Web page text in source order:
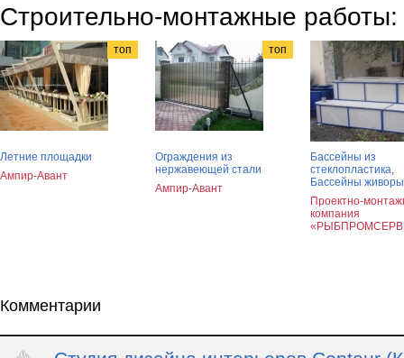
Строительно-монтажные работы:
топ
Летние площадки
Ампир-Авант
топ
Ограждения из
нержавеющей стали
Ампир-Авант
Бассейны из
стеклопластика,
Бассейны
Проектно-
компания
Комментарии